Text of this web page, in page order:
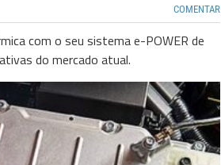
COMENTAR
com o seu sistema e-POWER de
do mercado atual.